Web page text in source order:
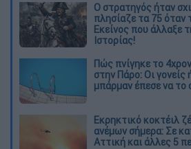
O στρατηγός ήταν
πλησίαζε τα 75 όταν
Εκείνος που άλλαξε
Ιστορίας!
Πώς πνίγηκε το
στην Πάρο: Οι
μπάρμαν έπεσε να το
Εκρηκτικό κοκτέιλ
ανέμων σήμερα: Σε
Αττική και άλλες 5